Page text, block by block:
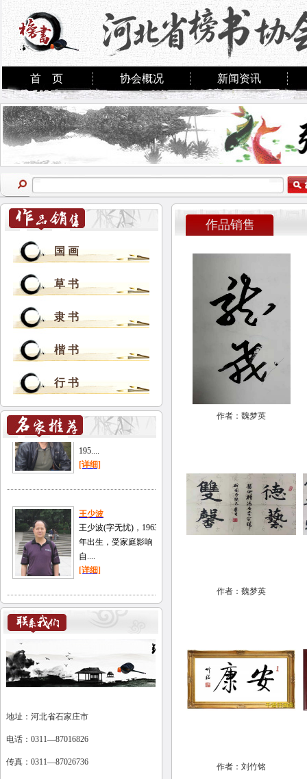
首 页 协会概况 新闻资讯
国 画
草 书
隶 书
楷 书
行 书
地址：河北省石家庄市
电话：0311—87016826
传真：0311—87026736
作品销售
作者：魏梦英
作者：魏梦英
作者：刘竹铭